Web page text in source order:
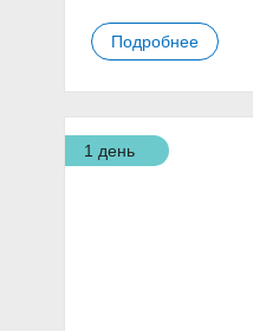
Подробнее
1 день